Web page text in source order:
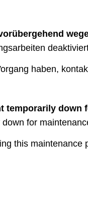
haben,
temporarily down
for
this maintenance